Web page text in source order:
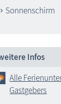
Sonnenschirm
Infos
Alle
Gastgebers